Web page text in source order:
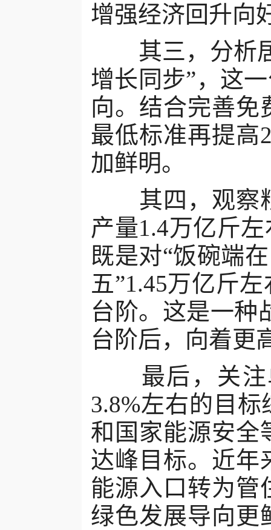
增强经济回升向
其三，分析居
增长同步”，这
向。结合完善免
最低标准再提高
加鲜明。
其四，观察粮
产量1.4万亿斤
既是对“饭碗端
五”1.45万亿斤
台阶。这是一种
台阶后，向着更
最后，关注
3.8%左右的目
和国家能源安全
达峰目标。近年
能源入口转为管
绿色发展导向更